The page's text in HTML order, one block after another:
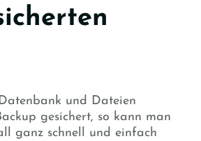
und Dateien
gesichert, so kann man
ganz schnell und einfach